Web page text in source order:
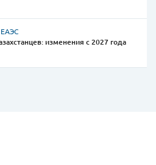
ЕАЭС
изменения с 2027 года